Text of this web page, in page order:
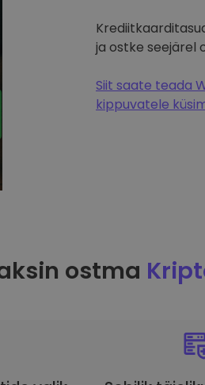
ja ostke seejärel
Siit saate teada
kippuvatele
ostma